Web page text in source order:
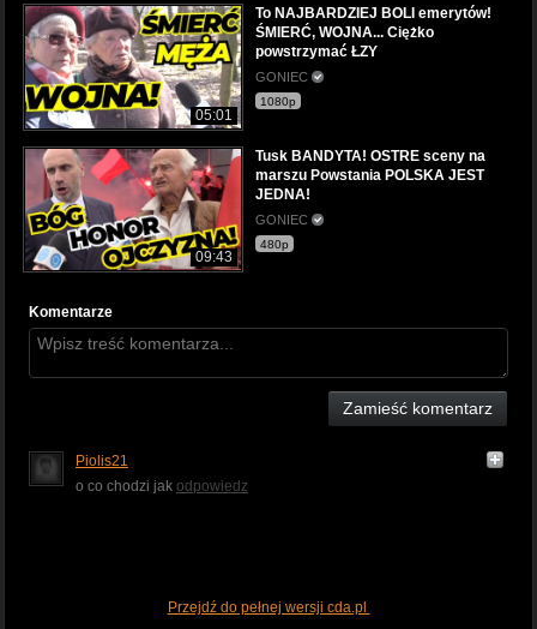
05:01
To NAJBARDZIEJ BOLI emerytów!
ŚMIERĆ, WOJNA... Ciężko
powstrzymać ŁZY
GONIEC
1080p
09:43
Tusk BANDYTA! OSTRE sceny na
marszu Powstania POLSKA JEST
JEDNA!
GONIEC
480p
Komentarze
Zamieść komentarz
Piolis21
o co chodzi jak odpowiedz
Przejdź do pełnej wersji cda.pl